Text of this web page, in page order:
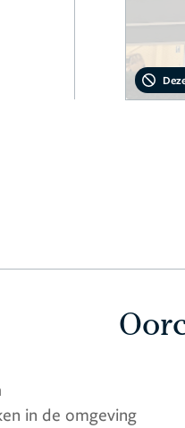
in de omgeving